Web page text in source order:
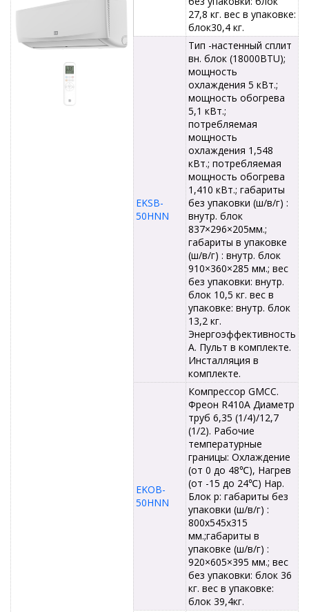
27,8 кг. вес в упаковке:
блок30,4 кг.
EKSB-
50HNN
Тип -настенный сплит
вн. блок (18000BTU);
мощность
охлаждения 5 кВт.;
мощность обогрева
5,1 кВт.;
потребляемая
мощность
охлаждения 1,548
кВт.; потребляемая
мощность обогрева
1,410 кВт.; габариты
без упаковки (ш/в/г) :
внутр. блок
837×296×205мм.;
габариты в упаковке
(ш/в/г) : внутр. блок
910×360×285 мм.; вес
без упаковки: внутр.
блок 10,5 кг. вес в
упаковке: внутр. блок
13,2 кг.
Энергоэффективность
А. Пульт в комплекте.
Инсталляция в
комплекте.
EKOB-
50HNN
Компрессор GMCC.
Фреон R410A Диаметр
труб 6,35 (1/4)/12,7
(1/2). Рабочие
температурные
границы: Охлаждение
(от 0 до 48℃), Нагрев
(от -15 до 24℃) Нар.
Блок р: габариты без
упаковки (ш/в/г) :
800x545x315
мм.;габариты в
упаковке (ш/в/г) :
920×605×395 мм.; вес
без упаковки: блок 36
кг. вес в упаковке:
блок 39,4кг.